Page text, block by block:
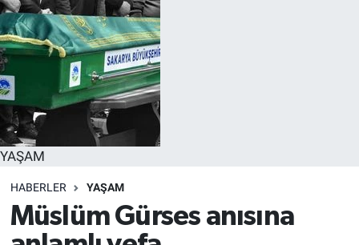
YAŞAM
HABERLER YAŞAM
Müslüm Gürses anısına